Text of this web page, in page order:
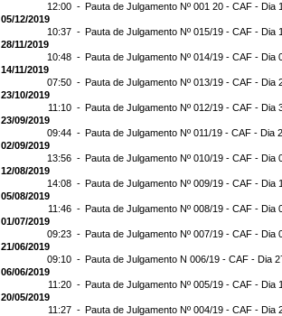
12:00 - Pauta de Julgamento Nº 001 20 - CAF - Dia
05/12/2019
10:37 - Pauta de Julgamento Nº 015/19 - CAF - Dia
28/11/2019
10:48 - Pauta de Julgamento Nº 014/19 - CAF - Dia
14/11/2019
07:50 - Pauta de Julgamento Nº 013/19 - CAF - Dia
23/10/2019
11:10 - Pauta de Julgamento Nº 012/19 - CAF - Dia
23/09/2019
09:44 - Pauta de Julgamento Nº 011/19 - CAF - Dia
02/09/2019
13:56 - Pauta de Julgamento Nº 010/19 - CAF - Dia
12/08/2019
14:08 - Pauta de Julgamento Nº 009/19 - CAF - Dia
05/08/2019
11:46 - Pauta de Julgamento Nº 008/19 - CAF - Dia
01/07/2019
09:23 - Pauta de Julgamento Nº 007/19 - CAF - Dia
21/06/2019
09:10 - Pauta de Julgamento N 006/19 - CAF - Dia
06/06/2019
11:20 - Pauta de Julgamento Nº 005/19 - CAF - Dia
20/05/2019
11:27 - Pauta de Julgamento Nº 004/19 - CAF - Dia